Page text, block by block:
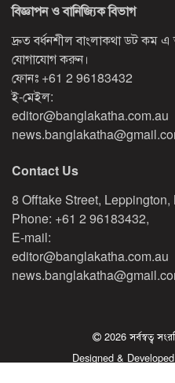
বিজ্ঞাপন ও বানিজ্যিক বিভাগ
দ্রুত বর্ধনশীল বাংলাকথা ডট কম এ
যোগাযোগ করুন।
ফোনঃ +61 2 96183432
ই-মেইল:
editor@banglakatha.com.au
Contact Us
8 Offtake Street,
Phone: +61 2 96183432,
E-mail:
editor@banglakatha.com.au
2026 সর্বস্বত্ব
Designed &